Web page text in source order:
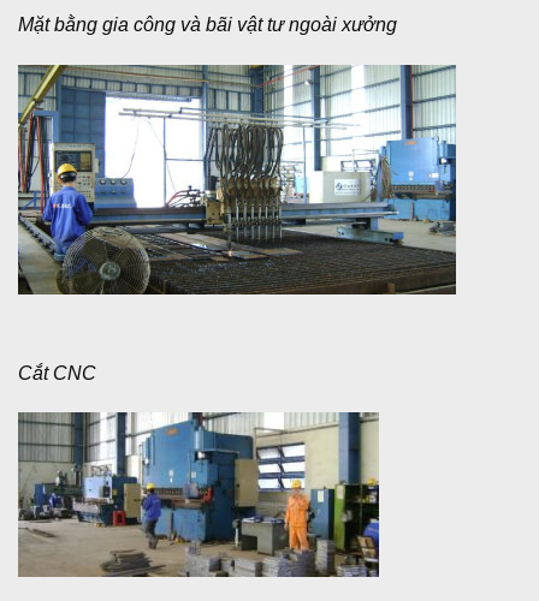
Mặt bằng gia công và bãi vật tư ngoài xưởng
Cắt CNC